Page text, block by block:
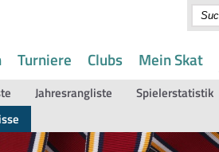
Turniere Clubs Mein Skat
Jahresrangliste Spielerstatistik